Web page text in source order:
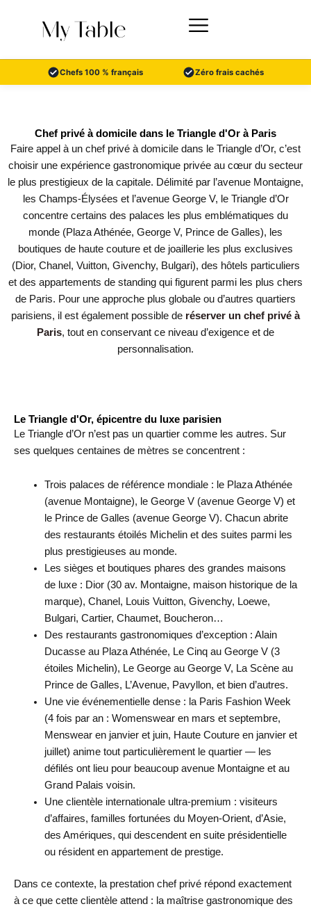
Chefs 100 % français Zéro frais cachés
Chef privé à domicile dans le Triangle d'Or à Paris
Faire appel à un chef privé à domicile dans le Triangle d’Or, c’est
choisir une expérience gastronomique privée au cœur du secteur
le plus prestigieux de la capitale. Délimité par l’avenue Montaigne,
les Champs-Élysées et l’avenue George V, le Triangle d’Or
concentre certains des palaces les plus emblématiques du
monde (Plaza Athénée, George V, Prince de Galles), les
boutiques de haute couture et de joaillerie les plus exclusives
(Dior, Chanel, Vuitton, Givenchy, Bulgari), des hôtels particuliers
et des appartements de standing qui figurent parmi les plus chers
de Paris. Pour une approche plus globale ou d’autres quartiers
parisiens, il est également possible de réserver un chef privé à
Paris, tout en conservant ce niveau d’exigence et de
personnalisation.
Le Triangle d'Or, épicentre du luxe parisien
Le Triangle d’Or n’est pas un quartier comme les autres. Sur
ses quelques centaines de mètres se concentrent :
Trois palaces de référence mondiale : le Plaza Athénée
(avenue Montaigne), le George V (avenue George V) et
le Prince de Galles (avenue George V). Chacun abrite
des restaurants étoilés Michelin et des suites parmi les
plus prestigieuses au monde.
Les sièges et boutiques phares des grandes maisons
de luxe : Dior (30 av. Montaigne, maison historique de la
marque), Chanel, Louis Vuitton, Givenchy, Loewe,
Bulgari, Cartier, Chaumet, Boucheron…
Des restaurants gastronomiques d’exception : Alain
Ducasse au Plaza Athénée, Le Cinq au George V (3
étoiles Michelin), Le George au George V, La Scène au
Prince de Galles, L’Avenue, Pavyllon, et bien d’autres.
Une vie événementielle dense : la Paris Fashion Week
(4 fois par an : Womenswear en mars et septembre,
Menswear en janvier et juin, Haute Couture en janvier et
juillet) anime tout particulièrement le quartier — les
défilés ont lieu pour beaucoup avenue Montaigne et au
Grand Palais voisin.
Une clientèle internationale ultra-premium : visiteurs
d’affaires, familles fortunées du Moyen-Orient, d’Asie,
des Amériques, qui descendent en suite présidentielle
ou résident en appartement de prestige.
Dans ce contexte, la prestation chef privé répond exactement
à ce que cette clientèle attend : la maîtrise gastronomique des